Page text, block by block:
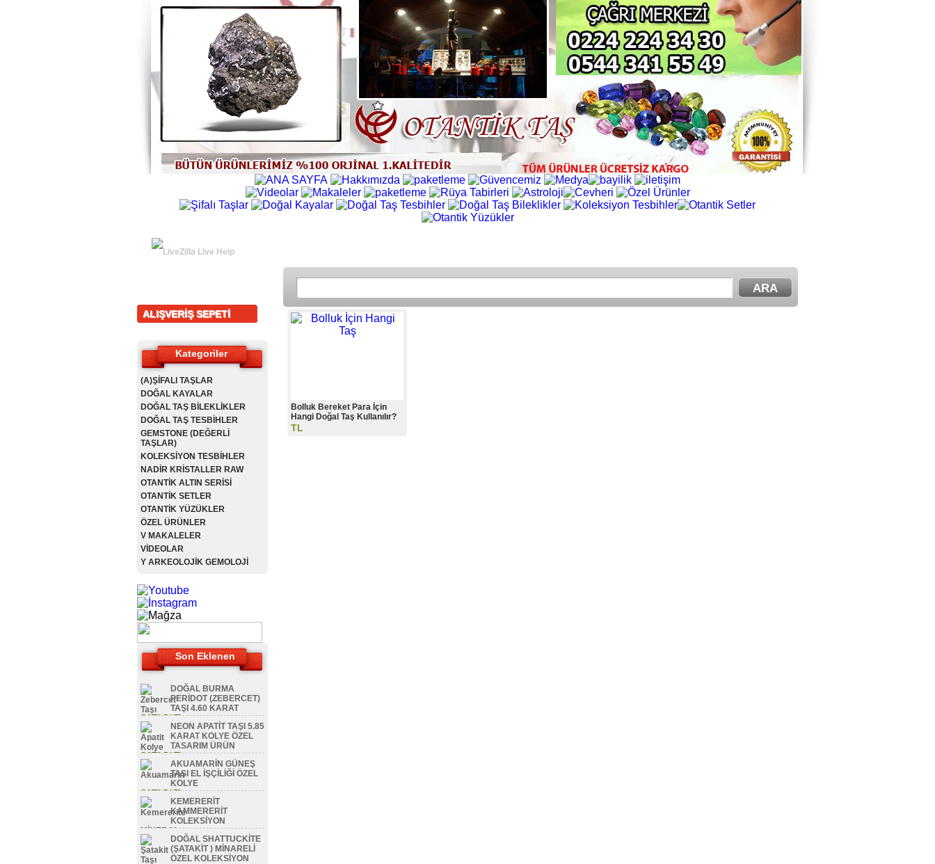
ALIŞVERİŞ SEPETİ
Kategoriler
(A)ŞİFALI TAŞLAR
DOĞAL KAYALAR
DOĞAL TAŞ BİLEKLİKLER
DOĞAL TAŞ TESBİHLER
GEMSTONE (DEĞERLİ
TAŞLAR)
KOLEKSİYON TESBİHLER
NADİR KRİSTALLER RAW
OTANTİK ALTIN SERİSİ
OTANTİK SETLER
OTANTİK YÜZÜKLER
ÖZEL ÜRÜNLER
V MAKALELER
VİDEOLAR
Y ARKEOLOJİK GEMOLOJİ
Son Eklenen
DOĞAL BURMA
PERİDOT (ZEBERCET)
TAŞI 4.60 KARAT
SATILDI TL
NEON APATİT TAŞI 5.85
KARAT KOLYE ÖZEL
TASARIM ÜRÜN
SATILDI TL
AKUAMARİN GÜNEŞ
TAŞI EL İŞÇİLİĞİ ÖZEL
KOLYE
SATILDI TL
KEMERERİT
KAMMERERİT
KOLEKSİYON
MİNERAL
SATILDI TLDOĞAL SHATTUCKİTE
(ŞATAKİT ) MİNARELİ
ÖZEL KOLEKSİYON
Bolluk Bereket Para İçin
Hangi Doğal Taş Kullanılır?
TL